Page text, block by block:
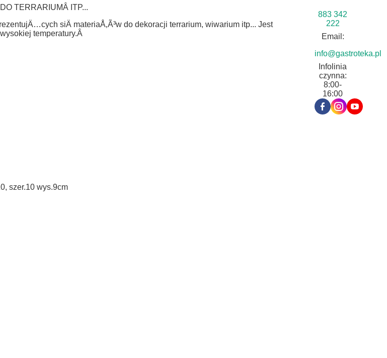
883 342
222
Email:
info@gastroteka.pl
Infolinia
czynna:
8:00-
16:00
TERRARIUMÂ ITP...
siÄ materiaÅ‚Ã³w do dekoracji terrarium, wiwarium itp... Jest
temperatury.Â
szer.10 wys.9cm